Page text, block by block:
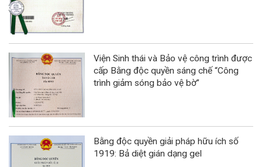
Viện Sinh thái và Bảo vệ công trình được
cấp Bằng độc quyền sáng chế “Công
trình giảm sóng bảo vệ bờ”
Bằng độc quyền giải pháp hữu ích số
1919: Bả diệt gián dạng gel